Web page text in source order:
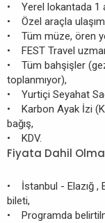
• Yerel lokantada 1
• Özel araçla
• Tüm müze, ören
• FEST Travel
• Tüm bahşişler
toplanmıyor),
• Yurtiçi Seyahat
• Karbon Ayak İzi
bağış,
• KDV.
Fiyata Dahil
• İstanbul - Elazığ ,
bileti,
• Programda